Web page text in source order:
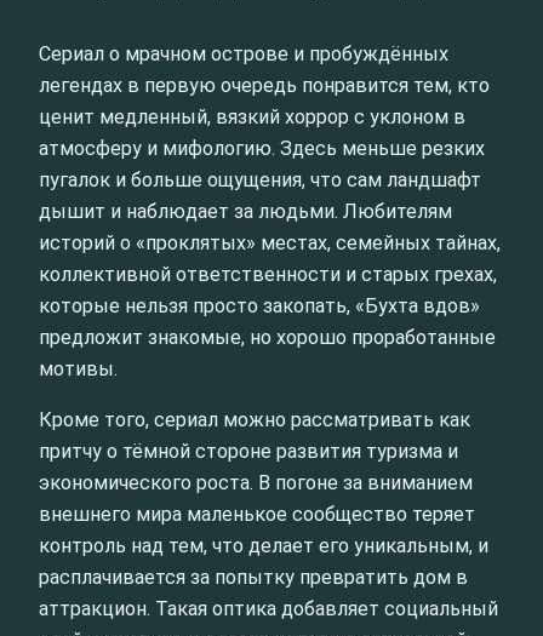
Сериал о мрачном острове и пробуждённых
легендах в первую очередь понравится тем, кто
ценит медленный, вязкий хоррор с уклоном в
атмосферу и мифологию. Здесь меньше резких
пугалок и больше ощущения, что сам ландшафт
дышит и наблюдает за людьми. Любителям
историй о «проклятых» местах, семейных тайнах,
коллективной ответственности и старых грехах,
которые нельзя просто закопать, «Бухта вдов»
предложит знакомые, но хорошо проработанные
мотивы.
Кроме того, сериал можно рассматривать как
притчу о тёмной стороне развития туризма и
экономического роста. В погоне за вниманием
внешнего мира маленькое сообщество теряет
контроль над тем, что делает его уникальным, и
расплачивается за попытку превратить дом в
аттракцион. Такая оптика добавляет социальный